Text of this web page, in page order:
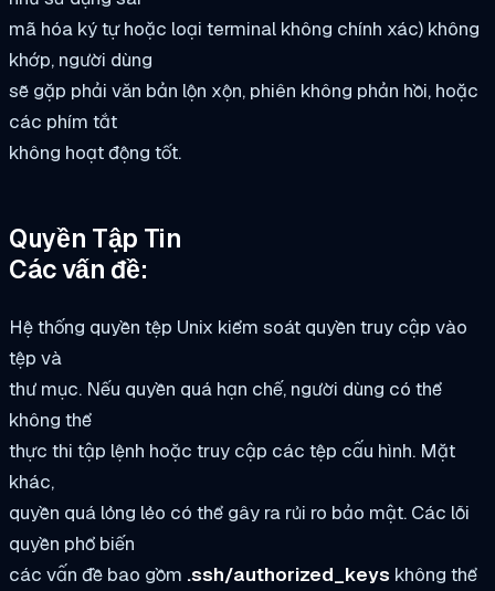
mã hóa ký tự hoặc loại terminal không chính xác) không
khớp, người dùng
sẽ gặp phải văn bản lộn xộn, phiên không phản hồi, hoặc
các phím tắt
không hoạt động tốt.
Quyền Tập Tin
Các vấn đề:
Hệ thống quyền tệp Unix kiểm soát quyền truy cập vào
tệp và
thư mục. Nếu quyền quá hạn chế, người dùng có thể
không thể
thực thi tập lệnh hoặc truy cập các tệp cấu hình. Mặt
khác,
quyền quá lỏng lẻo có thể gây ra rủi ro bảo mật. Các lỗi
quyền phổ biến
các vấn đề bao gồm .ssh/authorized_keys không thể